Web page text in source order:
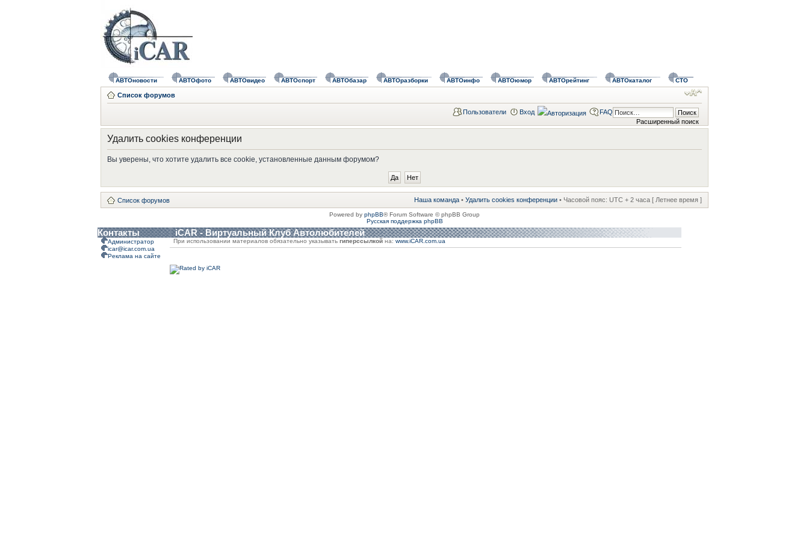
АВТОновости АВТОфото АВТОвидео АВТОспорт АВТОбазар АВТОразборки АВТОинфо АВТОюмор АВТОрейтинг АВТОкаталог СТО
Список форумов
Расширенный поиск
Пользователи Вход FAQ
Удалить cookies конференции
Вы уверены, что хотите удалить все cookie, установленные данным форумом?
Список форумов Наша команда • Удалить cookies конференции • Часовой пояс: UTC + 2 часа [ Летнее время ]
Powered by phpBB® Forum Software © phpBB Group
Русская поддержка phpBB
Контакты iCAR - Виртуальный Клуб Автолюбителей
Администратор
icar@icar.com.ua
Реклама на сайте
При использовании материалов обязательно указывать гиперссылкой на: www.iCAR.com.ua